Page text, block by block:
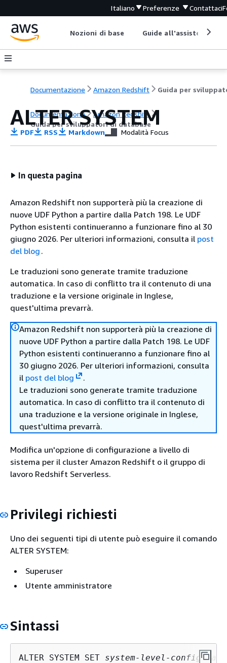
Italiano Preferenze Contattaci
Nozioni di base Guide all'assistenza
Documentazione Amazon Redshift
Documentazione
Amazon Redshift
Guida per sviluppatori di database
ALTER SYSTEM
PDF RSS Markdown Modalità Focus
In questa pagina
Amazon Redshift non supporterà più la creazione di
nuove UDF Python a partire dalla Patch 198. Le UDF
Python esistenti continueranno a funzionare fino al 30
giugno 2026. Per ulteriori informazioni, consulta il post
del blog .
Le traduzioni sono generate tramite traduzione
automatica. In caso di conflitto tra il contenuto di una
traduzione e la versione originale in Inglese,
quest'ultima prevarrà.
Amazon Redshift non supporterà più la creazione di
nuove UDF Python a partire dalla Patch 198. Le UDF
Python esistenti continueranno a funzionare fino al
30 giugno 2026. Per ulteriori informazioni, consulta
il post del blog
.
Le traduzioni sono generate tramite traduzione
automatica. In caso di conflitto tra il contenuto di
una traduzione e la versione originale in Inglese,
quest'ultima prevarrà.
Modifica un'opzione di configurazione a livello di
sistema per il cluster Amazon Redshift o il gruppo di
lavoro Redshift Serverless.
Privilegi richiesti
Uno dei seguenti tipi di utente può eseguire il comando
ALTER SYSTEM:
Superuser
Utente amministratore
Sintassi
ALTER SYSTEM SET system-level-